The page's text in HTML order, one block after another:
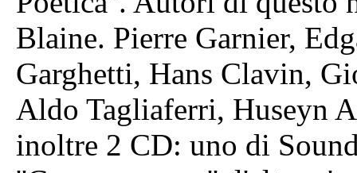
Blaine. Pierre Garnier,
Garghetti, Hans Clavin,
Aldo Tagliaferri, Huseyn
inoltre 2 CD: uno di